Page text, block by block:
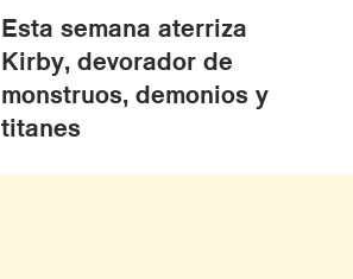
Esta semana aterriza
Kirby, devorador de
monstruos, demonios y
titanes